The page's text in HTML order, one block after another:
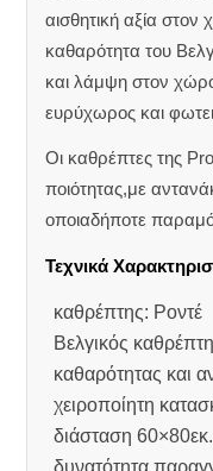
αισθητική αξία
καθαρότητα του
και λάμψη στον
ευρύχωρος και
Οι καθρέπτες της
ποιότητας,με
οποιαδήποτε
Τεχνικά
καθρέπτης: Ροντέ
Βελγικός
καθαρότητας και
χειροποίητη
διάσταση 60×80εκ.
δυνατότητα